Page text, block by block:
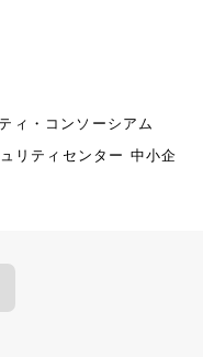
ィ・コンソーシアム
リティセンター 中小企